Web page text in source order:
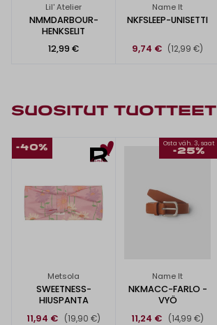
Lil' Atelier
NMMDARBOUR-
HENKSELIT
12,99 €
Name It
NKFSLEEP-UNISETTI
9,74 € (12,99 €)
SUOSITUT TUOTTEET
-40%
Metsola
SWEETNESS-
HIUSPANTA
11,94 €
(19,90 €)
Osta väh. 3, saat
-25%
Name It
NKMACC-FARLO -
VYÖ
11,24 €
(14,99 €)